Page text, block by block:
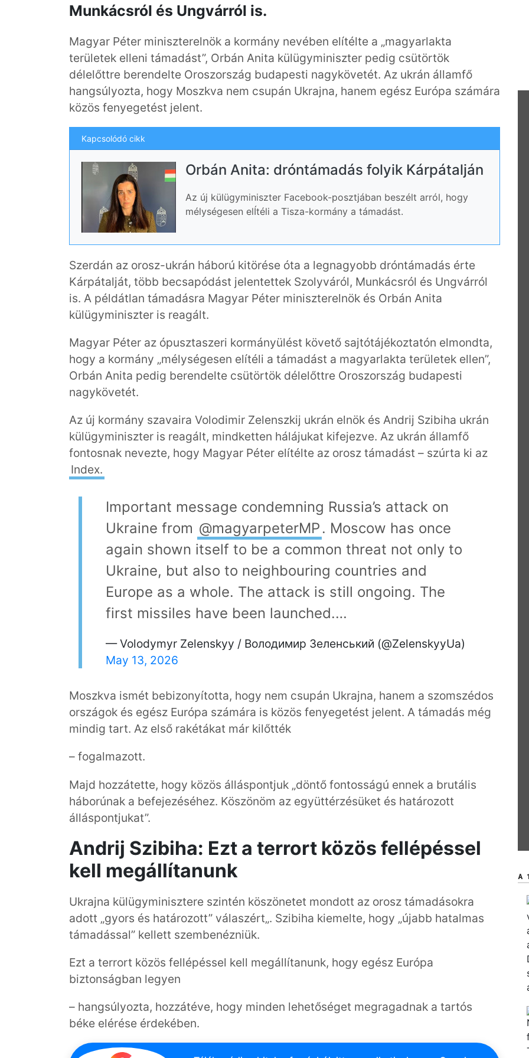
Munkácsról és Ungvárról is.
Magyar Péter miniszterelnök a kormány nevében elítélte a „magyarlakta
területek elleni támadást”, Orbán Anita külügyminiszter pedig csütörtök
délelőttre berendelte Oroszország budapesti nagykövetét. Az ukrán államfő
hangsúlyozta, hogy Moszkva nem csupán Ukrajna, hanem egész Európa számára
közös fenyegetést jelent.
Kapcsolódó cikk
Orbán Anita: dróntámadás folyik Kárpátalján
Az új külügyminiszter Facebook-posztjában beszélt arról, hogy
mélységesen elÍtéli a Tisza-kormány a támadást.
Szerdán az orosz-ukrán háború kitörése óta a legnagyobb dróntámadás érte
Kárpátalját, több becsapódást jelentettek Szolyváról, Munkácsról és Ungvárról
is. A példátlan támadásra Magyar Péter miniszterelnök és Orbán Anita
külügyminiszter is reagált.
Magyar Péter az ópusztaszeri kormányülést követő sajtótájékoztatón elmondta,
hogy a kormány „mélységesen elítéli a támadást a magyarlakta területek ellen”,
Orbán Anita pedig berendelte csütörtök délelőttre Oroszország budapesti
nagykövetét.
Az új kormány szavaira Volodimir Zelenszkij ukrán elnök és Andrij Szibiha ukrán
külügyminiszter is reagált, mindketten hálájukat kifejezve. Az ukrán államfő
fontosnak nevezte, hogy Magyar Péter elítélte az orosz támadást – szúrta ki az
Index.
Important message condemning Russia’s attack on
Ukraine from @magyarpeterMP . Moscow has once
again shown itself to be a common threat not only to
Ukraine, but also to neighbouring countries and
Europe as a whole. The attack is still ongoing. The
first missiles have been launched.…
— Volodymyr Zelenskyy / Володимир Зеленський (@ZelenskyyUa)
May 13, 2026
Moszkva ismét bebizonyította, hogy nem csupán Ukrajna, hanem a szomszédos
országok és egész Európa számára is közös fenyegetést jelent. A támadás még
mindig tart. Az első rakétákat már kilőtték
– fogalmazott.
Majd hozzátette, hogy közös álláspontjuk „döntő fontosságú ennek a brutális
háborúnak a befejezéséhez. Köszönöm az együttérzésüket és határozott
álláspontjukat”.
Andrij Szibiha: Ezt a terrort közös fellépéssel
kell megállítanunk
Ukrajna külügyminisztere szintén köszönetet mondott az orosz támadásokra
adott „gyors és határozott” válaszért„. Szibiha kiemelte, hogy „újabb hatalmas
támadással” kellett szembenézniük.
Ezt a terrort közös fellépéssel kell megállítanunk, hogy egész Európa
biztonságban legyen
– hangsúlyozta, hozzátéve, hogy minden lehetőséget megragadnak a tartós
béke elérése érdekében.
A